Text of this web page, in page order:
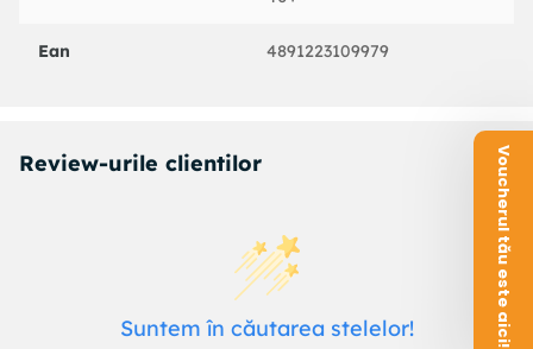
Ean 4891223109979
Review-urile clientilor
Suntem în căutarea stelelor! Voucherul tău este aici!